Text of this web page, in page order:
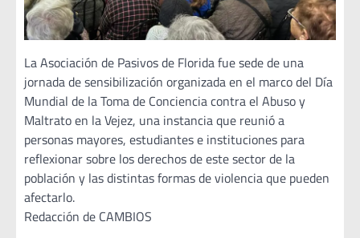
La Asociación de Pasivos de Florida fue sede de una
jornada de sensibilización organizada en el marco del Día
Mundial de la Toma de Conciencia contra el Abuso y
Maltrato en la Vejez, una instancia que reunió a
personas mayores, estudiantes e instituciones para
reflexionar sobre los derechos de este sector de la
población y las distintas formas de violencia que pueden
afectarlo.
Redacción de CAMBIOS